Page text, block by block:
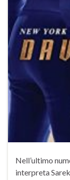
Nell’ultimo
interpreta